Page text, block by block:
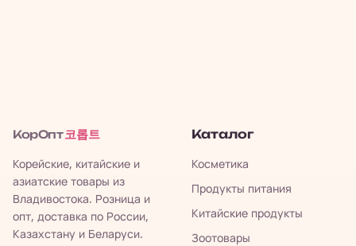
КорОпт 코롭트
Корейские, китайские и
азиатские товары из
Владивостока. Розница и
опт, доставка по России,
Казахстану и Беларуси.
Каталог
Косметика
Продукты питания
Китайские продукты
Зоотовары